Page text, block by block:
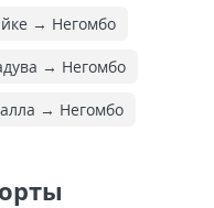
→ Негомбо
→ Негомбо
→ Негомбо